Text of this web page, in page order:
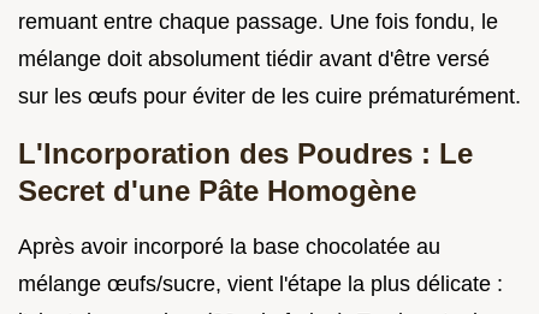
remuant entre chaque passage. Une fois fondu, le
mélange doit absolument tiédir avant d'être versé
sur les œufs pour éviter de les cuire prématurément.
L'Incorporation des Poudres : Le
Secret d'une Pâte Homogène
Après avoir incorporé la base chocolatée au
mélange œufs/sucre, vient l'étape la plus délicate :